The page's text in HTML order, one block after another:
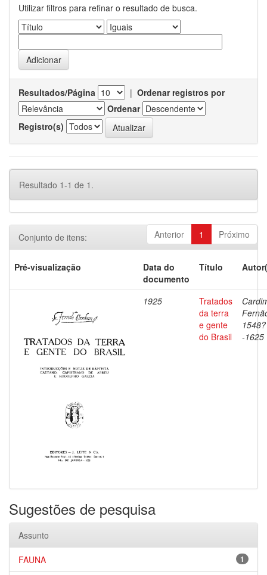
Utilizar filtros para refinar o resultado de busca.
Resultados/Página | Ordenar registros por
Ordenar
Registro(s)
Resultado 1-1 de 1.
Anterior 1 Próximo
Conjunto de itens:
Pré-visualização
Data do
documento
Título
1925
Tratados
da terra
e gente
do Brasil
1548?
-1625
Sugestões de pesquisa
Assunto
1
FAUNA